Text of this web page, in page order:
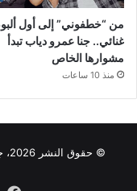
من “خطفوني” إلى أول
غنائي.. جنا عمرو دياب تبدأ
مشوارها الخاص
منذ 10 ساعات
© حقوق النشر 2026، جميع الحقوق محفوظة |